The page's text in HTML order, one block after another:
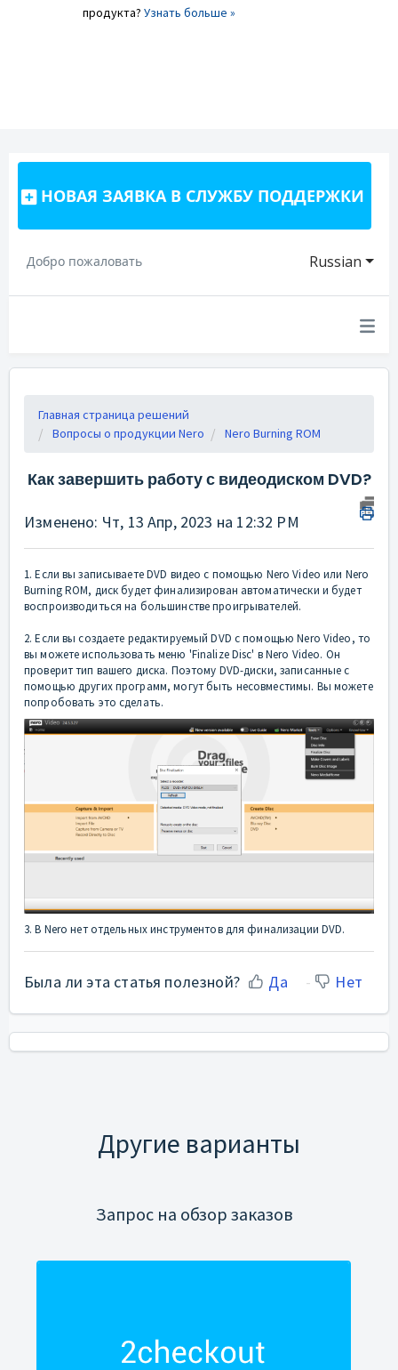
продукта? Узнать больше »
НОВАЯ ЗАЯВКА В СЛУЖБУ ПОДДЕРЖКИ
Russian
Добро пожаловать
Главная страница решений
Вопросы о продукции Nero
Nero Burning ROM
Как завершить работу с видеодиском DVD?
Изменено: Чт, 13 Апр, 2023 на 12:32 PM
1. Если вы записываете DVD видео с помощью Nero Video или Nero
Burning ROM, диск будет финализирован автоматически и будет
воспроизводиться на большинстве проигрывателей.
2. Если вы создаете редактируемый DVD с помощью Nero Video, то
вы можете использовать меню 'Finalize Disc' в Nero Video. Он
проверит тип вашего диска. Поэтому DVD-диски, записанные с
помощью других программ, могут быть несовместимы. Вы можете
попробовать это сделать.
3. В Nero нет отдельных инструментов для финализации DVD.
Была ли эта статья полезной? Да Нет
Другие варианты
Запрос на обзор заказов